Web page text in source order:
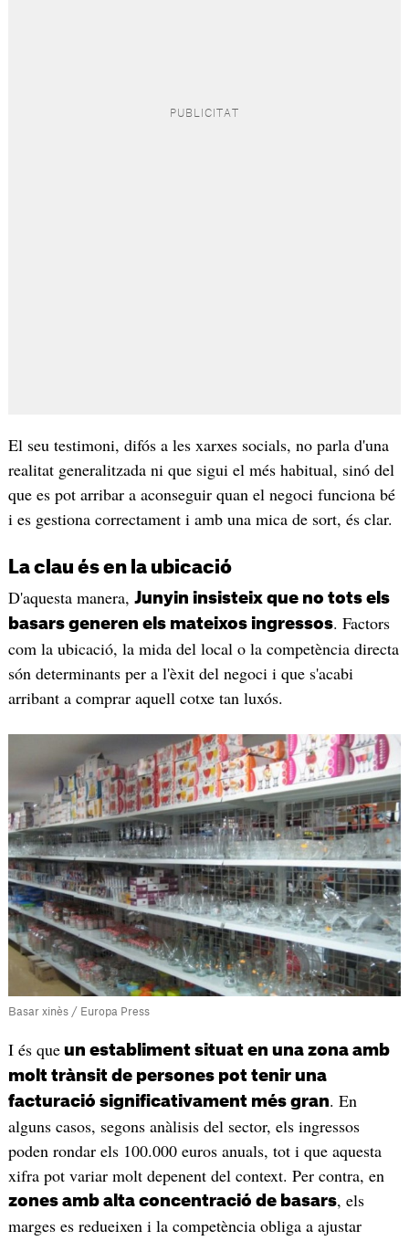
El seu testimoni, difós a les xarxes socials, no parla d'una
realitat generalitzada ni que sigui el més habitual, sinó del
que es pot arribar a aconseguir quan el negoci funciona bé
i es gestiona correctament i amb una mica de sort, és clar.
La clau és en la ubicació
D'aquesta manera, Junyin insisteix que no tots els
basars generen els mateixos ingressos. Factors
com la ubicació, la mida del local o la competència directa
són determinants per a l'èxit del negoci i que s'acabi
arribant a comprar aquell cotxe tan luxós.
Basar xinès / Europa Press
I és queun establiment situat en una zona amb
molt trànsit de persones pot tenir una
facturació significativament més gran. En
alguns casos, segons anàlisis del sector, els ingressos
poden rondar els 100.000 euros anuals, tot i que aquesta
xifra pot variar molt depenent del context. Per contra, en
zones amb alta concentració de basars, els
marges es redueixen i la competència obliga a ajustar